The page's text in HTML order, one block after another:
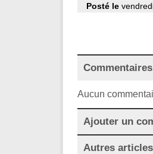
Posté le
Commentaires
Aucun
Ajouter un
Autres